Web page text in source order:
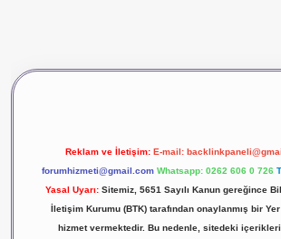
Reklam ve İletişim: E-mail:
forumhizmeti@gmail.com Whatsapp: 0262 606 0 726
Yasal Uyarı: Sitemiz, 5651 Sayılı Kanun gereğince
İletişim Kurumu (BTK) tarafından onaylanmış bir
hizmet vermektedir. Bu nedenle, sitedeki